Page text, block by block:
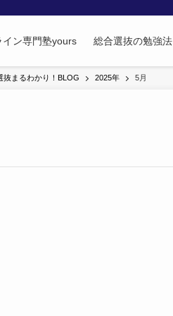
イン専門塾yours 総合選抜の勉強法
抜まるわかり！BLOG 2025年 5月